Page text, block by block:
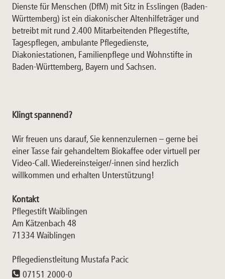
Dienste für Menschen (DfM) mit Sitz in Esslingen (Baden-
Württemberg) ist ein diakonischer Altenhilfeträger und
betreibt mit rund 2.400 Mitarbeitenden Pflegestifte,
Tagespflegen, ambulante Pflegedienste,
Diakoniestationen, Familienpflege und Wohnstifte in
Baden-Württemberg, Bayern und Sachsen.
Klingt spannend?
Wir freuen uns darauf, Sie kennenzulernen – gerne bei
einer Tasse fair gehandeltem Biokaffee oder virtuell per
Video-Call. Wiedereinsteiger/-innen sind herzlich
willkommen und erhalten Unterstützung!
Kontakt
Pflegestift Waiblingen
Am Kätzenbach 48
71334 Waiblingen
Pflegedienstleitung Mustafa Pacic
07151 2000-0